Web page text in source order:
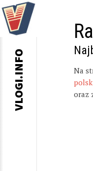
Na
oraz
VLOGI.INFO